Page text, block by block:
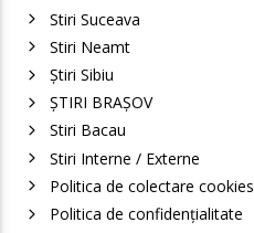
Stiri Suceava
Stiri Neamt
Știri Sibiu
ȘTIRI BRAȘOV
Stiri Bacau
Stiri Interne / Externe
Politica de colectare cookies
Politica de confidenţialitate